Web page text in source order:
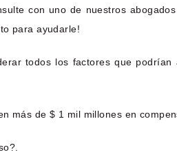
con uno de nuestros
para ayudarle!
todos los factores que podrían
más de $ 1 mil millones en